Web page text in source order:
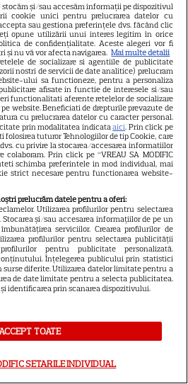
CATEGORIE
ROMÂNEŞTI
stocăm și/sau accesăm informații pe dispozitivul
cookie unici pentru prelucrarea datelor cu
sau gestiona preferințele dvs. făcând clic
opune utilizării unui interes legitim în orice
de confidențialitate. Aceste alegeri vor fi
și nu vă vor afecta navigarea. Mai multe detalii
de socializare si agentiile de publicitate
nostri de servicii de date analitice) prelucram
ului sa functioneze, pentru a personaliza
afisate in functie de interesele si/sau
functionalitati aferente retelelor de socializare
website. Beneficiati de drepturile prevazute de
cu prelucrarea datelor cu caracter personal.
prin modalitatea indicataaici. Prin click pe
folosirea tuturor Tehnologiilor de tip Cookie, care
cu privire la stocarea/accesarea informatiilor
Prin click pe “VREAU SA MODIFIC
schimba preferintele in mod individual, mai
strict necesare pentru functionarea website-
prelucrăm datele pentru a oferi:
Utilizarea profilurilor pentru selectarea
și/sau accesarea informațiilor de pe un
serviciilor. Crearea profilurilor de
profilurilor pentru selectarea publicității
pentru publicitate personalizată.
Înțelegerea publicului prin statistici
surse diferite. Utilizarea datelor limitate pentru a
de date limitate pentru a selecta publicitatea.
identificarea prin scanarea dispozitivului.
TOATE
SETARILE INDIVIDUAL